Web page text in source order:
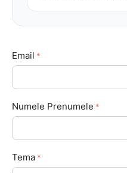
Email
Numele Prenumele
Tema